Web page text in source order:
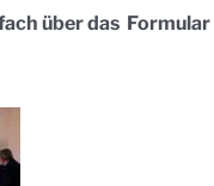
über das